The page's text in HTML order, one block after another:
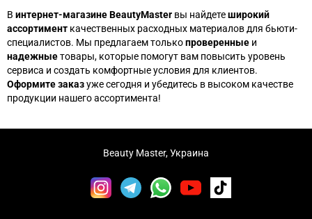
В интернет-магазине BeautyMaster вы найдетеширокий
ассортимент качественных расходных материалов для бьюти-
специалистов. Мы предлагаем толькопроверенные и
надежныетовары, которые помогут вам повысить уровень
сервиса и создать комфортные условия для клиентов.
Оформите заказуже сегодня и убедитесь в высоком качестве
продукции нашего ассортимента!
Beauty Master, Украина